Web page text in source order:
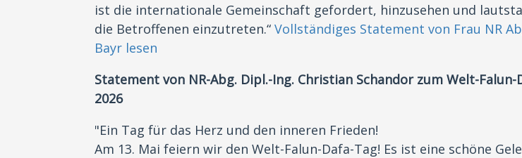
ist die internationale Gemeinschaft gefordert, hinzusehen und
die Betroffenen einzutreten.“ Vollständiges Statement von Frau NR
Bayr lesen
Statement von NR-Abg. Dipl.-Ing. Christian Schandor zum Welt-Falun-
2026
"Ein Tag für das Herz und den inneren Frieden!
Am 13. Mai feiern wir den Welt-Falun-Dafa-Tag! Es ist eine schöne